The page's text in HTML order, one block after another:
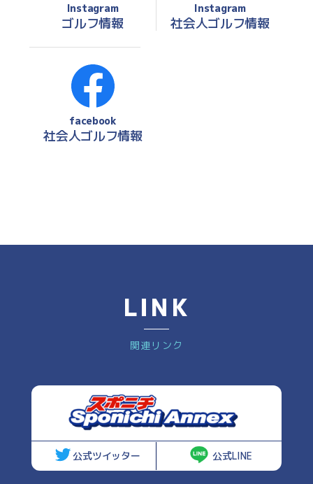
Instagram
ゴルフ情報
Instagram
社会人ゴルフ情報
facebook
社会人ゴルフ情報
LINK
関連リンク
公式ツイッター 公式LINE